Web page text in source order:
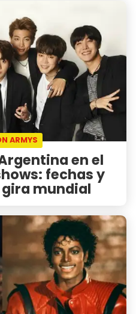
ARMYS
en el
fechas y
mundial